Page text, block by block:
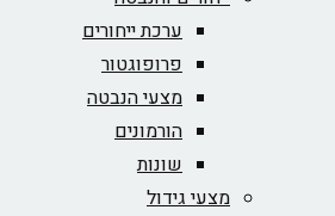
ערכת ייחורים
פרופוגטור
מצעי הנבטה
הורמונים
שונות
מצעי גידול